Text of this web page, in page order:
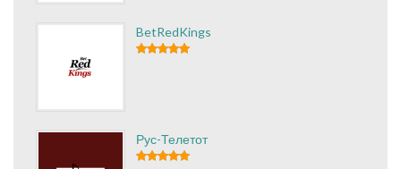
BetRedKings
Рус-Телетот